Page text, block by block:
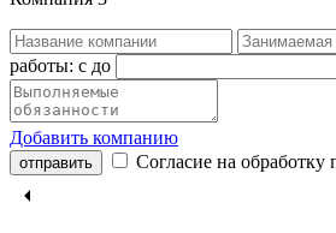
работы: c до
Добавить компанию
отправить Согласие на